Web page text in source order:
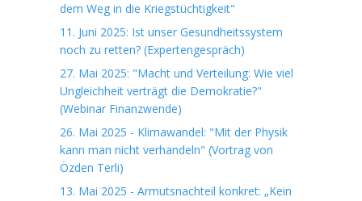
dem Weg in die Kriegstüchtigkeit"
11. Juni 2025: Ist unser Gesundheitssystem
noch zu retten? (Expertengespräch)
27. Mai 2025: "Macht und Verteilung: Wie viel
Ungleichheit verträgt die Demokratie?"
(Webinar Finanzwende)
26. Mai 2025 - Klimawandel: "Mit der Physik
kann man nicht verhandeln" (Vortrag von
Özden Terli)
13. Mai 2025 - Armutsnachteil konkret: „Kein